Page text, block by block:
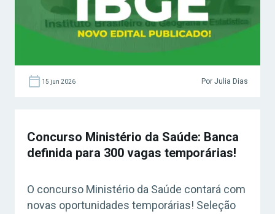
15 jun 2026 Por Julia Dias
Concurso Ministério da Saúde: Banca
definida para 300 vagas temporárias!
O concurso Ministério da Saúde contará com
novas oportunidades temporárias! Seleção